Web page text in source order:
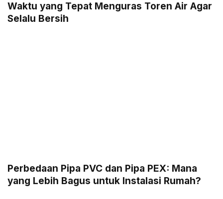
Waktu yang Tepat Menguras Toren Air Agar
Selalu Bersih
Perbedaan Pipa PVC dan Pipa PEX: Mana
yang Lebih Bagus untuk Instalasi Rumah?